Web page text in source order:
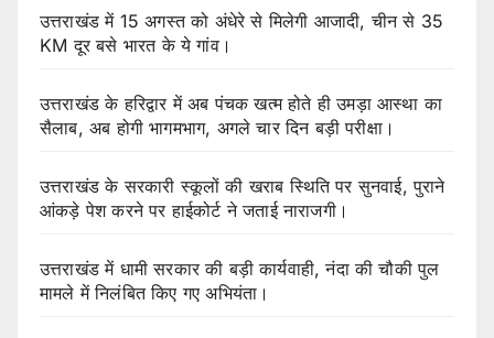
उत्तराखंड में 15 अगस्त को अंधेरे से मिलेगी आजादी, चीन से 35
KM दूर बसे भारत के ये गांव।
उत्तराखंड के हरिद्वार में अब पंचक खत्म होते ही उमड़ा आस्था का
सैलाब, अब होगी भागमभाग, अगले चार दिन बड़ी परीक्षा।
उत्तराखंड के सरकारी स्कूलों की खराब स्थिति पर सुनवाई, पुराने
आंकड़े पेश करने पर हाईकोर्ट ने जताई नाराजगी।
उत्तराखंड में धामी सरकार की बड़ी कार्यवाही, नंदा की चौकी पुल
मामले में निलंबित किए गए अभियंता।